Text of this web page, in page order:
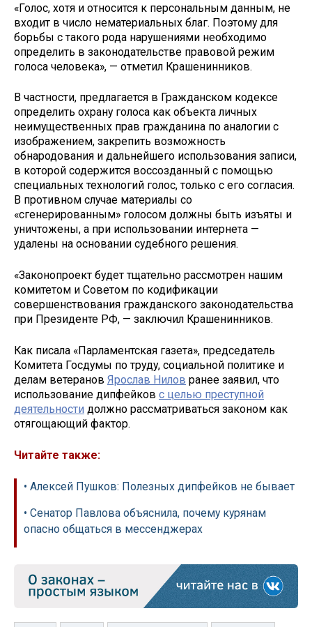
«Голос, хотя и относится к персональным данным, не
входит в число нематериальных благ. Поэтому для
борьбы с такого рода нарушениями необходимо
определить в законодательстве правовой режим
голоса человека», — отметил Крашенинников.
В частности, предлагается в Гражданском кодексе
определить охрану голоса как объекта личных
неимущественных прав гражданина по аналогии с
изображением, закрепить возможность
обнародования и дальнейшего использования записи,
в которой содержится воссозданный с помощью
специальных технологий голос, только с его согласия.
В противном случае материалы со
«сгенерированным» голосом должны быть изъяты и
уничтожены, а при использовании интернета —
удалены на основании судебного решения.
«Законопроект будет тщательно рассмотрен нашим
комитетом и Советом по кодификации
совершенствования гражданского законодательства
при Президенте РФ, — заключил Крашенинников.
Как писала «Парламентская газета», председатель
Комитета Госдумы по труду, социальной политике и
делам ветеранов Ярослав Нилов ранее заявил, что
использование дипфейков с целью преступной
деятельности должно рассматриваться законом как
отягощающий фактор.
Читайте также:
• Алексей Пушков: Полезных дипфейков не бывает
• Сенатор Павлова объяснила, почему курянам
опасно общаться в мессенджерах